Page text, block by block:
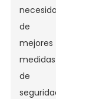
necesidad
de
mejores
medidas
de
seguridad